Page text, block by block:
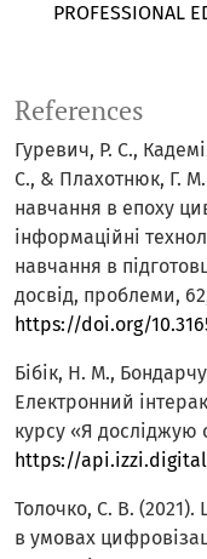
PROFESSIONAL
References
Гуревич, Р. С.,
С., & Плахотнюк, Г.
навчання в епоху
інформаційні
навчання в
досвід, проблеми,
https://doi.org/
Бібік, Н. М.,
Електронний
курсу «Я досліджую
https://
Толочко, С. В. (2021).
в умовах